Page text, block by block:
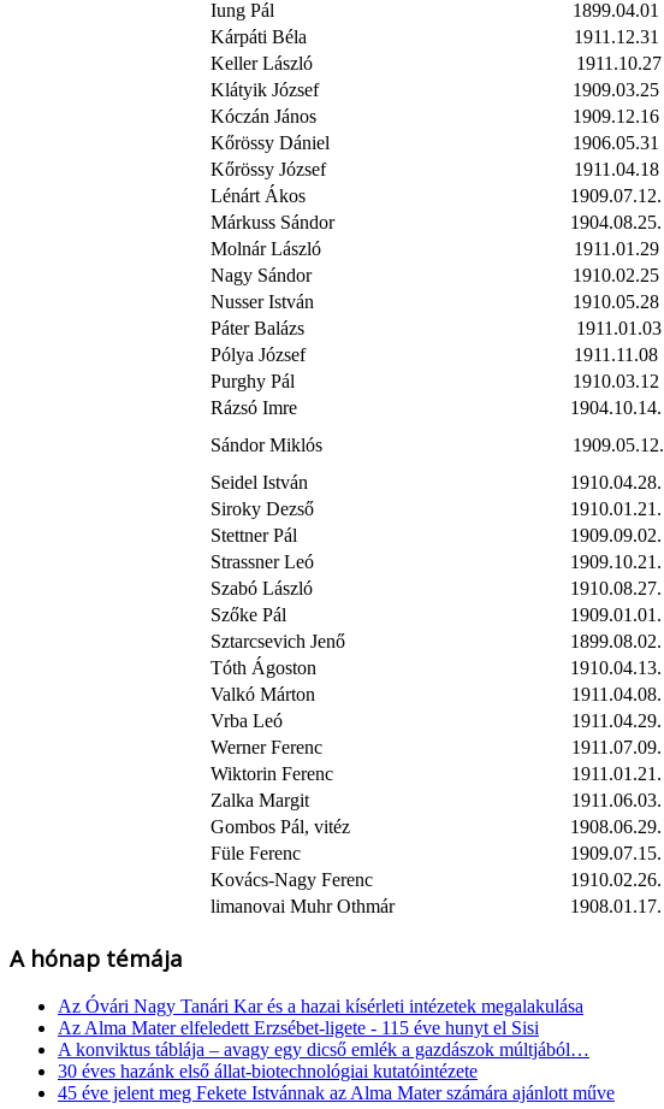
Iung Pál
1899.04.01
Kárpáti Béla
1911.12.31
Keller László
1911.10.27
Klátyik József
1909.03.25
Kóczán János
1909.12.16
Kőrössy Dániel
1906.05.31
Kőrössy József
1911.04.18
Lénárt Ákos
1909.07.12.
Márkuss Sándor
1904.08.25.
Molnár László
1911.01.29
Nagy Sándor
1910.02.25
Nusser István
1910.05.28
Páter Balázs
1911.01.03
Pólya József
1911.11.08
Purghy Pál
1910.03.12
Rázsó Imre
1904.10.14.
Sándor Miklós
1909.05.12.
Seidel István
1910.04.28.
Siroky Dezső
1910.01.21.
Stettner Pál
1909.09.02.
Strassner Leó
1909.10.21.
Szabó László
1910.08.27.
Szőke Pál
1909.01.01.
Sztarcsevich Jenő
1899.08.02.
Tóth Ágoston
1910.04.13.
Valkó Márton
1911.04.08.
Vrba Leó
1911.04.29.
Werner Ferenc
1911.07.09.
Wiktorin Ferenc
1911.01.21.
Zalka Margit
1911.06.03.
Gombos Pál, vitéz
1908.06.29.
Füle Ferenc
1909.07.15.
Kovács-Nagy Ferenc
1910.02.26.
limanovai Muhr Othmár
1908.01.17.
A hónap témája
Az Óvári Nagy Tanári Kar és a hazai kísérleti intézetek megalakulása
Az Alma Mater elfeledett Erzsébet-ligete - 115 éve hunyt el Sisi
A konviktus táblája – avagy egy dicső emlék a gazdászok múltjából…
30 éves hazánk első állat-biotechnológiai kutatóintézete
45 éve jelent meg Fekete Istvánnak az Alma Mater számára ajánlott műve